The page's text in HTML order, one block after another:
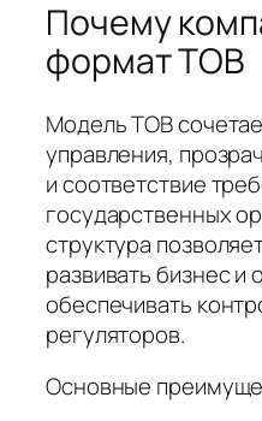
Почему
формат ТОВ
Модель ТОВ
управления,
и соответствие
государственных
структура
развивать бизнес
обеспечивать
регуляторов.
Основные